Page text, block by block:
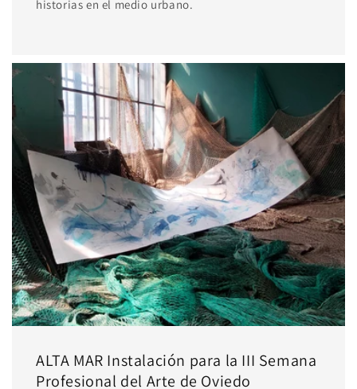
historias en el medio urbano.
ALTA MAR Instalación para la III Semana
Profesional del Arte de Oviedo